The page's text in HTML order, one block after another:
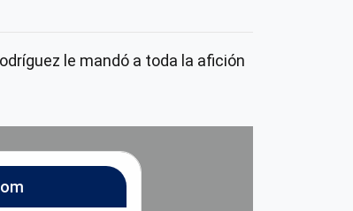
le mandó a toda la afición